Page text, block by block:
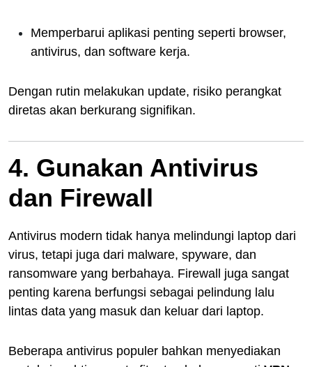
Memperbarui aplikasi penting seperti browser,
antivirus, dan software kerja.
Dengan rutin melakukan update, risiko perangkat
diretas akan berkurang signifikan.
4. Gunakan Antivirus
dan Firewall
Antivirus modern tidak hanya melindungi laptop dari
virus, tetapi juga dari malware, spyware, dan
ransomware yang berbahaya. Firewall juga sangat
penting karena berfungsi sebagai pelindung lalu
lintas data yang masuk dan keluar dari laptop.
Beberapa antivirus populer bahkan menyediakan